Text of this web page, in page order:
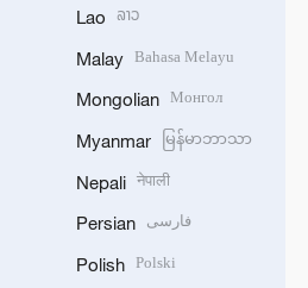
Lao ລາວ
Malay Bahasa Melayu
Mongolian Монгол
Myanmar မြန်မာဘာသာ
Nepali नेपाली
Persian فارسی
Polish Polski